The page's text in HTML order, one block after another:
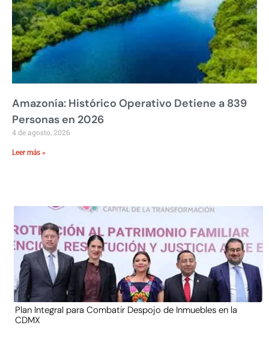
Amazonía: Histórico Operativo Detiene a 839
Personas en 2026
4 de agosto, 2026
Leer más »
Plan Integral para Combatir Despojo de Inmuebles en la
CDMX